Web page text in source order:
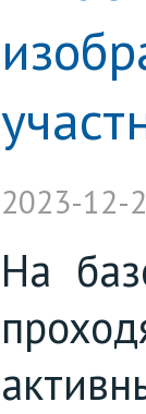
2023-12-
На